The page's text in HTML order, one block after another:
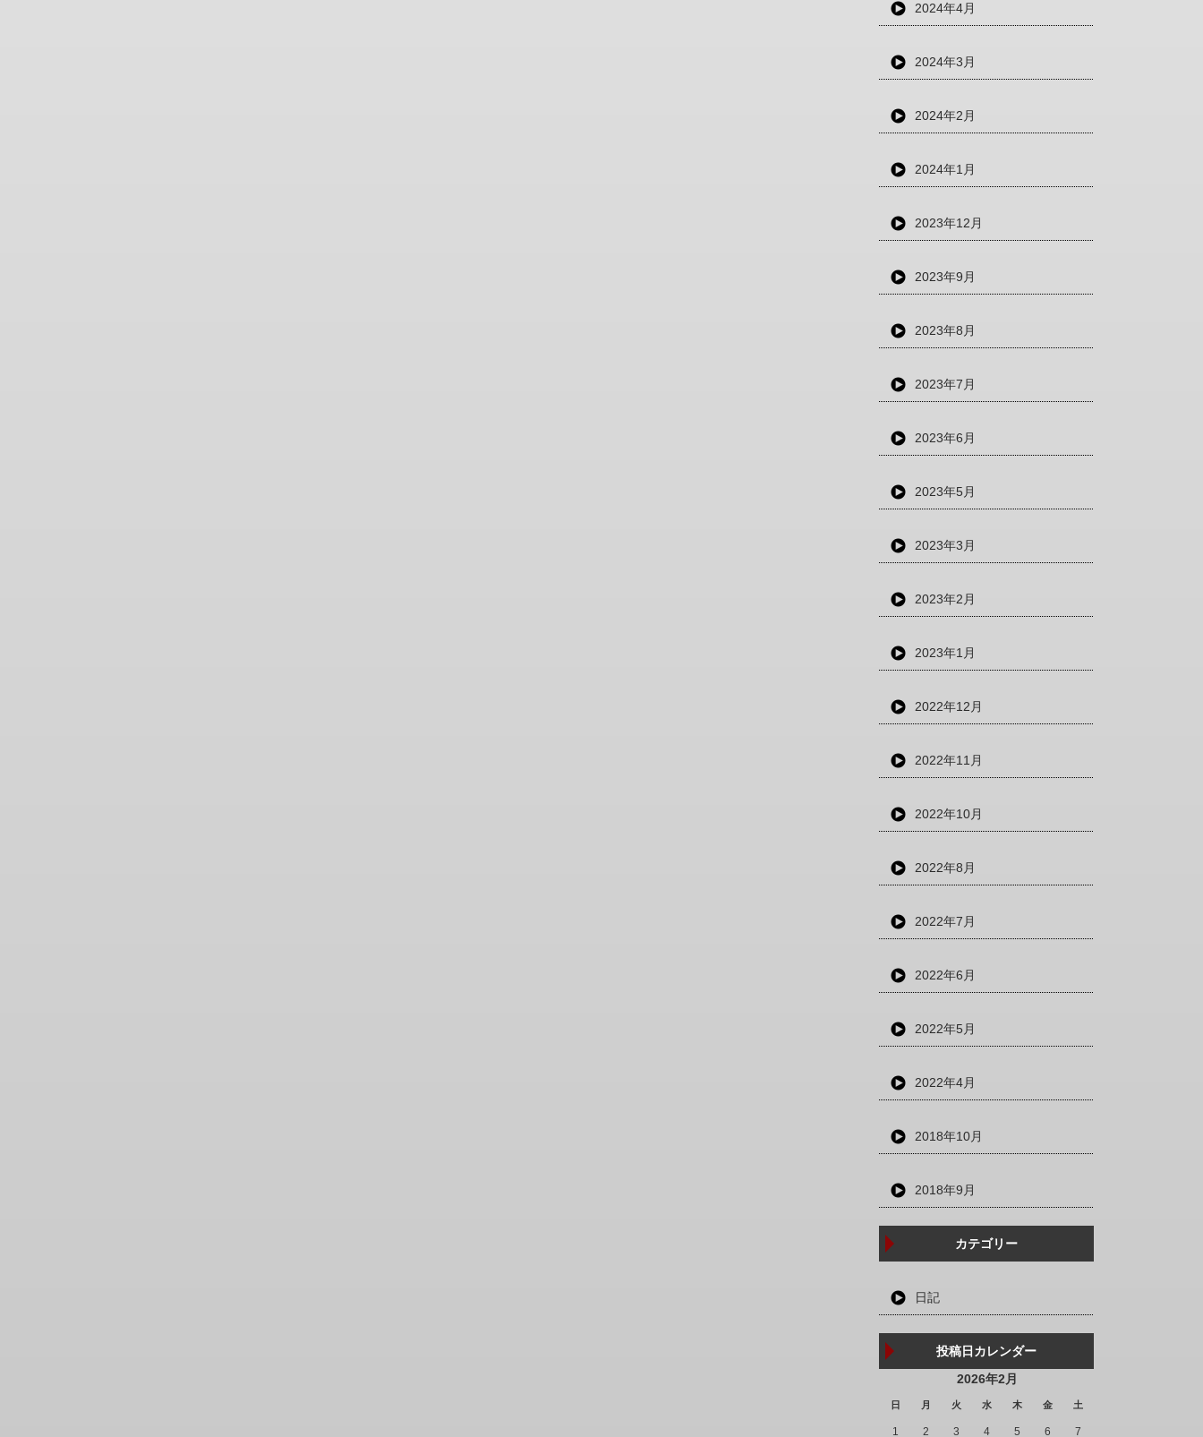
2024年4月
2024年3月
2024年2月
2024年1月
2023年12月
2023年9月
2023年8月
2023年7月
2023年6月
2023年5月
2023年3月
2023年2月
2023年1月
2022年12月
2022年11月
2022年10月
2022年8月
2022年7月
2022年6月
2022年5月
2022年4月
2018年10月
2018年9月
カテゴリー
日記
投稿日カレンダー
2026年2月
日 月 火 水 木 金 土
1 2 3 4 5 6 7